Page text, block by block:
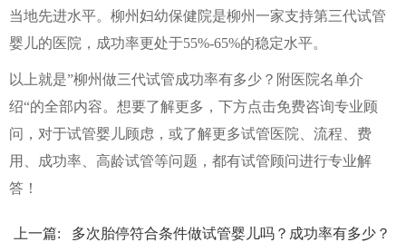
当地先进水平。柳州妇幼保健院是柳州一家支持第三代试管
婴儿的医院，成功率更处于55%-65%的稳定水平。
以上就是”柳州做三代试管成功率有多少？附医院名单介
绍“的全部内容。想要了解更多，下方点击免费咨询专业顾
问，对于试管婴儿顾虑，或了解更多试管医院、流程、费
用、成功率、高龄试管等问题，都有试管顾问进行专业解
答！
上一篇: 多次胎停符合条件做试管婴儿吗？成功率有多少？